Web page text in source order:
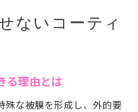
ないコーティ
る理由とは
殊な被膜を形成し、外的要